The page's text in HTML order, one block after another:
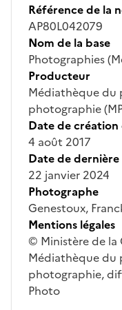
Référence de la
AP80L042079
Nom de la base
Photographies
Producteur
Médiathèque du
photographie
Date de
4 août 2017
Date de
22 janvier 2024
Photographe
Genestoux,
Mentions légales
© Ministère de la
Médiathèque du
photographie,
Photo